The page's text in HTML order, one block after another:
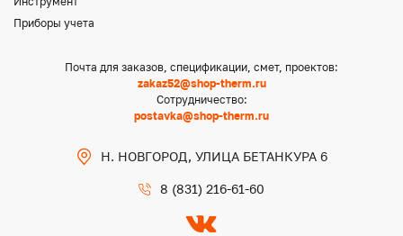
Приборы учета
Почта для заказов, спецификации, смет, проектов:
zakaz52@shop-therm.ru
Сотрудничество:
postavka@shop-therm.ru
Н. НОВГОРОД, УЛИЦА БЕТАНКУРА 6
8 (831) 216-61-60